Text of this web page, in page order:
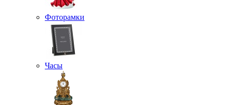
Фоторамки
Часы